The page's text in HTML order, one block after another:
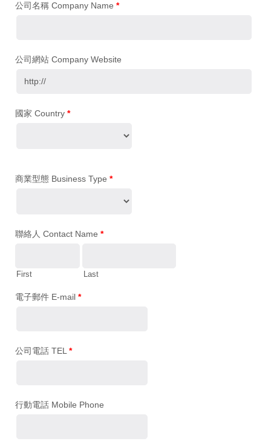
公司名稱 Company Name *
公司網站 Company Website
國家 Country *
商業型態 Business Type *
聯絡人 Contact Name *
First Last
電子郵件 E-mail *
公司電話 TEL *
行動電話 Mobile Phone